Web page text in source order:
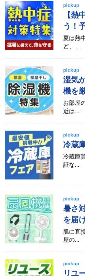
pickup
【熱
う！
夏は熱
ど、...
pickup
湿気
機を
お部屋
近は...
pickup
冷蔵
冷蔵庫
証な...
pickup
暑さ
を届
肌に直
屋の...
pickup
リユ